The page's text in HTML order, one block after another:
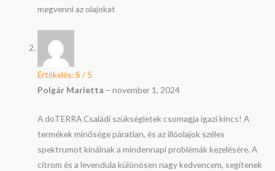
megvenni az olajokat
Értékelés:5 / 5
Polgár Marietta – november 1, 2024
A doTERRA Családi szükségletek csomagja igazi kincs! A
termékek minősége páratlan, és az illóolajok széles
spektrumot kínálnak a mindennapi problémák kezelésére. A
citrom és a levendula különösen nagy kedvencem, segítenek